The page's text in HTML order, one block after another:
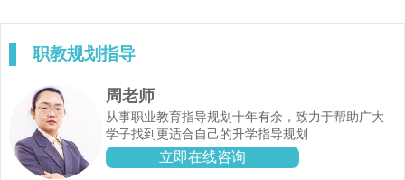
职教规划指导
周老师
从事职业教育指导规划十年有余，致力于帮助广大
学子找到更适合自己的升学指导规划
立即在线咨询